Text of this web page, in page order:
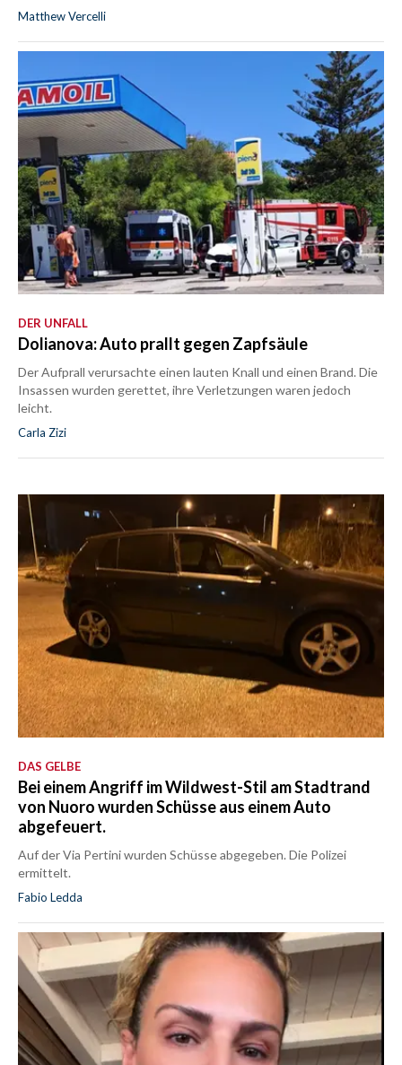
Matthew Vercelli
DER UNFALL
Dolianova: Auto prallt gegen Zapfsäule
Der Aufprall verursachte einen lauten Knall und einen Brand. Die
Insassen wurden gerettet, ihre Verletzungen waren jedoch
leicht.
Carla Zizi
DAS GELBE
Bei einem Angriff im Wildwest-Stil am Stadtrand
von Nuoro wurden Schüsse aus einem Auto
abgefeuert.
Auf der Via Pertini wurden Schüsse abgegeben. Die Polizei
ermittelt.
Fabio Ledda